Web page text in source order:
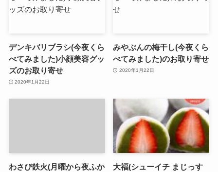
デンキバリブラシ(今夜くら
べてみました)小顔美容グッ
ズのお取り寄せ
2020年1月22日
みやぶんの梅干し(今夜くら
べてみました)のお取り寄せ
2020年1月22日
わさび鉄火(月曜から夜ふか
大福(シューイチ まじっす